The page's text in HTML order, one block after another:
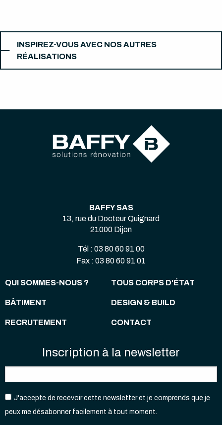
INSPIREZ-VOUS AVEC NOS AUTRES
RÉALISATIONS
BAFFY SAS
13, rue du Docteur Quignard
21000 Dijon
Tél : 03 80 60 91 00
Fax : 03 80 60 91 01
QUI SOMMES-NOUS ? TOUS CORPS D'ÉTAT
BÂTIMENT DESIGN & BUILD
RECRUTEMENT CONTACT
Inscription à la newsletter
J'accepte de recevoir cette newsletter et je comprends que je
peux me désabonner facilement à tout moment.